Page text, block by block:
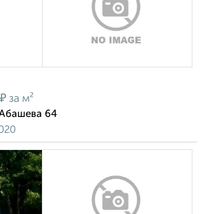
₽ за м²
64